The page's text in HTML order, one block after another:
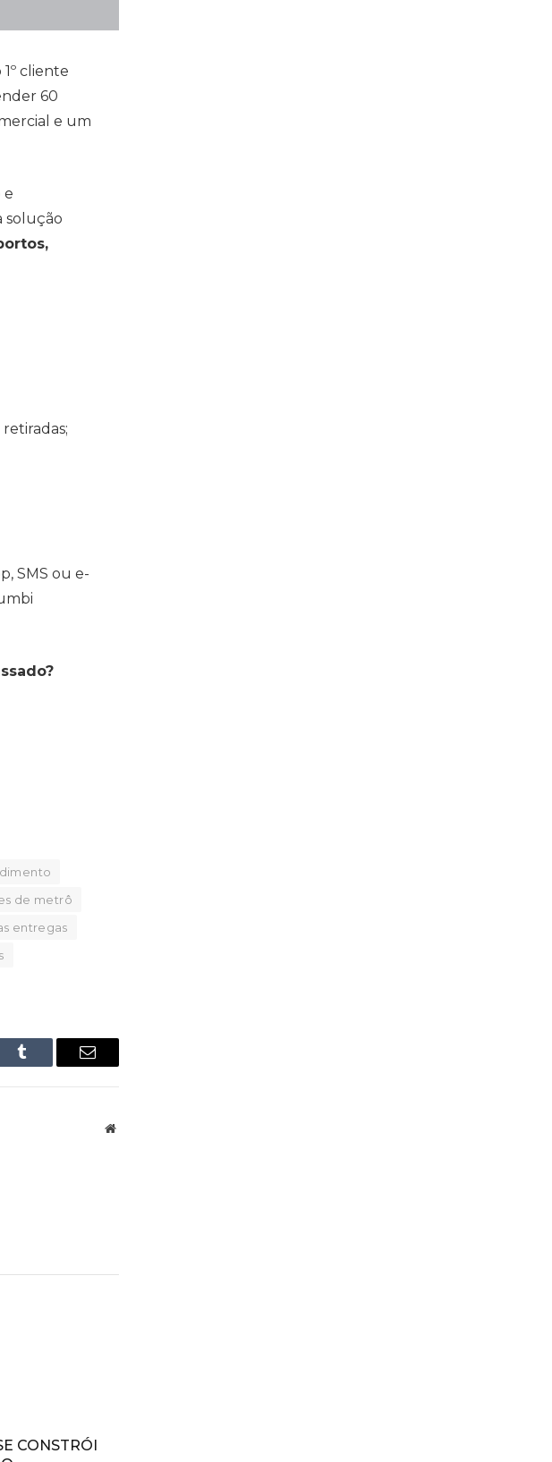
cliente
60
e um
e
solução
SMS ou e-
de metrô
entregas
Tumblr Email
Website
CONSTRÓI